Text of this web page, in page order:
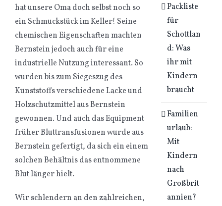
hat unsere Oma doch selbst noch so
ein Schmuckstück im Keller! Seine
chemischen Eigenschaften machten
Bernstein jedoch auch für eine
industrielle Nutzung interessant. So
wurden bis zum Siegeszug des
Kunststoffs verschiedene Lacke und
Holzschutzmittel aus Bernstein
gewonnen. Und auch das Equipment
früher Bluttransfusionen wurde aus
Bernstein gefertigt, da sich ein einem
solchen Behältnis das entnommene
Blut länger hielt.
Wir schlendern an den zahlreichen,
Packliste
für
Schottlan
d: Was
ihr mit
Kindern
braucht
Familien
urlaub:
Mit
Kindern
nach
Großbrit
annien?